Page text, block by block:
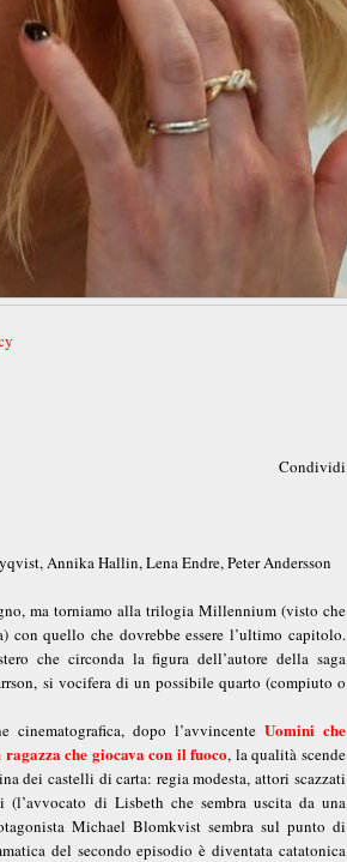
Condividi
Annika Hallin, Lena Endre, Peter Andersson
ma torniamo alla trilogia Millennium (visto che
con quello che dovrebbe essere l’ultimo capitolo.
che circonda la figura dell’autore della saga
si vocifera di un possibile quarto (compiuto o
cinematografica, dopo l’avvincente Uomini che
che giocava con il fuoco, la qualità scende
dei castelli di carta: regia modesta, attori scazzati
(l’avvocato di Lisbeth che sembra uscita da una
Michael Blomkvist sembra sul punto di
del secondo episodio è diventata catatonica